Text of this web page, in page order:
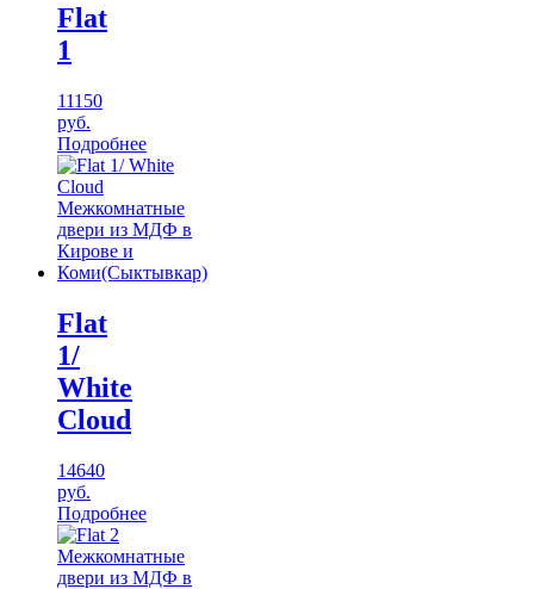
Flat
1
11150
руб.
Подробнее
Flat
1/
White
Cloud
14640
руб.
Подробнее